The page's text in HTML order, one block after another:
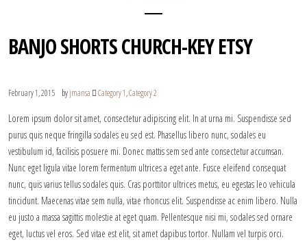
BANJO SHORTS CHURCH-KEY ETSY
February 1, 2015 byjmansa Category 1,Category 2
Lorem ipsum dolor sit amet, consectetur adipiscing elit. In at urna mi. Suspendisse sed
purus quis neque fringilla sodales eu sed est. Phasellus libero nunc, sodales eu
vestibulum id, facilisis posuere mi. Donec mattis sem sed ante consectetur accumsan.
Nunc eget ligula vitae lorem fermentum ultrices a eget ante. Fusce eleifend consequat
nunc, quis varius tellus sodales quis. Cras porttitor ultrices metus, eu egestas leo vehicula
tincidunt. Maecenas vitae sem nulla, vitae rhoncus elit. Suspendisse ac enim libero. Nulla
eu justo a massa sagittis molestie at eget quam. Pellentesque nisi mi, sodales sed ornare
eget, luctus vel eros. Sed vitae est elit, sit amet dapibus tortor. Nullam vel turpis orci.